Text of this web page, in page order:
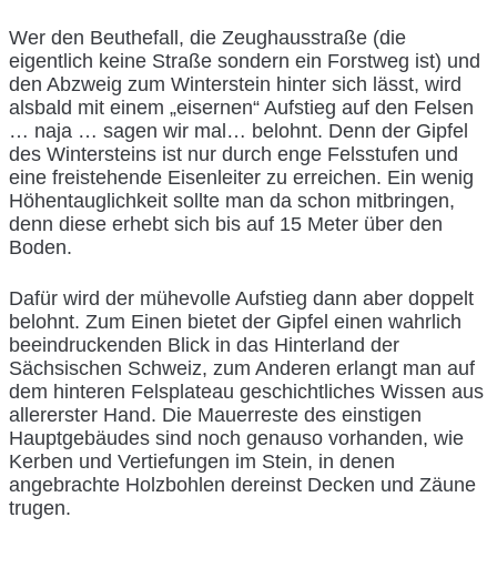
Wer den Beuthefall, die Zeughausstraße (die
eigentlich keine Straße sondern ein Forstweg ist) und
den Abzweig zum Winterstein hinter sich lässt, wird
alsbald mit einem „eisernen“ Aufstieg auf den Felsen
… naja … sagen wir mal… belohnt. Denn der Gipfel
des Wintersteins ist nur durch enge Felsstufen und
eine freistehende Eisenleiter zu erreichen. Ein wenig
Höhentauglichkeit sollte man da schon mitbringen,
denn diese erhebt sich bis auf 15 Meter über den
Boden.
Dafür wird der mühevolle Aufstieg dann aber doppelt
belohnt. Zum Einen bietet der Gipfel einen wahrlich
beeindruckenden Blick in das Hinterland der
Sächsischen Schweiz, zum Anderen erlangt man auf
dem hinteren Felsplateau geschichtliches Wissen aus
allererster Hand. Die Mauerreste des einstigen
Hauptgebäudes sind noch genauso vorhanden, wie
Kerben und Vertiefungen im Stein, in denen
angebrachte Holzbohlen dereinst Decken und Zäune
trugen.